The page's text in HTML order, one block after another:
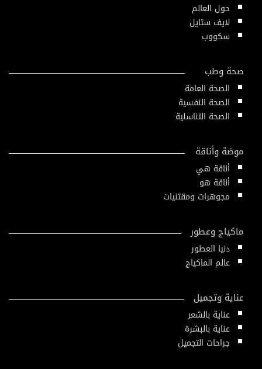
حول العالم
لايف ستايل
سكووب
صحة وطب
الصحة العامة
الصحة النفسية
الصحة التناسلية
موضة وأناقة
أناقة هي
أناقة هو
مجوهرات ومقتنيات
ماكياج وعطور
دنيا العطور
عالم الماكياج
عناية وتجميل
عناية بالشعر
عناية بالبشرة
جراحات التجميل